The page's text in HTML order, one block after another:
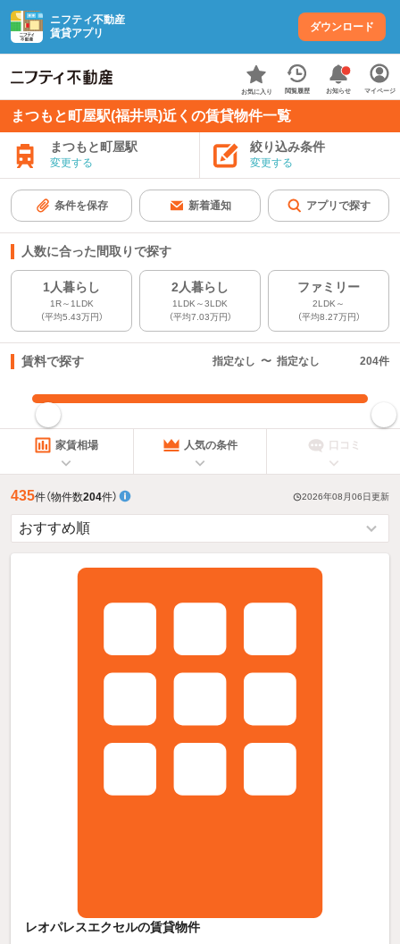
ニフティ不動産
賃貸アプリ
ダウンロード
お気に入り 閲覧履歴 お知らせ マイページ
まつもと町屋駅(福井県)近くの賃貸物件一覧
まつもと町屋駅
変更する
絞り込み条件
変更する
条件を保存 新着通知 アプリで探す
人数に合った間取りで探す
1人暮らし
1R～1LDK
（平均5.43万円）
2人暮らし
1LDK～3LDK
（平均7.03万円）
ファミリー
2LDK～
（平均8.27万円）
賃料で探す 指定なし 〜 指定なし 204件
指定した賃料で絞り込む
家賃相場 人気の条件 口コミ
435件（物件数204件） 2026年08月06日更新
レオパレスエクセルの賃貸物件